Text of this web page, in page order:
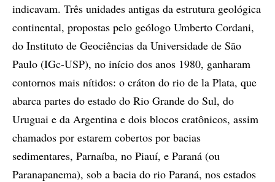
indicavam. Três unidades antigas da estrutura geológica
continental, propostas pelo geólogo Umberto Cordani,
do Instituto de Geociências da Universidade de São
Paulo (IGc-USP), no início dos anos 1980, ganharam
contornos mais nítidos: o cráton do rio de la Plata, que
abarca partes do estado do Rio Grande do Sul, do
Uruguai e da Argentina e dois blocos cratônicos, assim
chamados por estarem cobertos por bacias
sedimentares, Parnaíba, no Piauí, e Paraná (ou
Paranapanema), sob a bacia do rio Paraná, nos estados